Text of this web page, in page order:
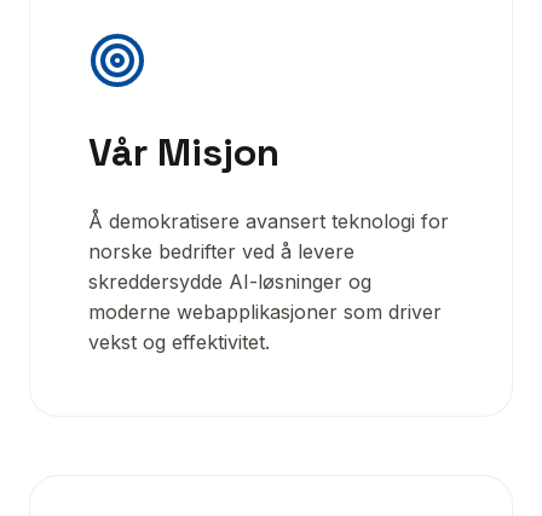
Vår Misjon
Å demokratisere avansert teknologi for
norske bedrifter ved å levere
skreddersydde AI-løsninger og
moderne webapplikasjoner som driver
vekst og effektivitet.